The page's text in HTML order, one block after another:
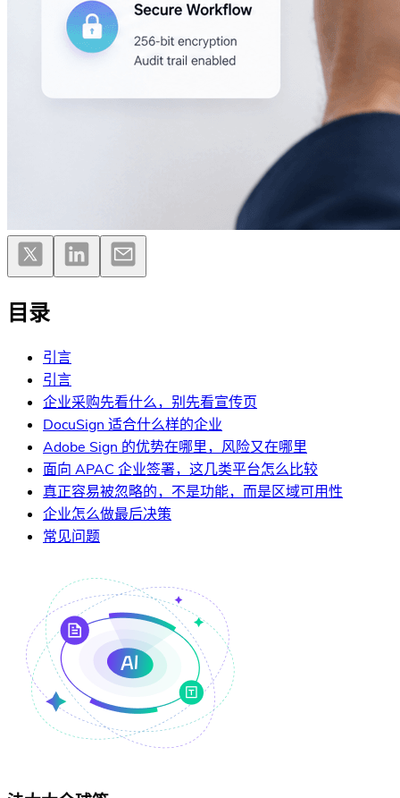
目录
引言
引言
企业采购先看什么，别先看宣传页
DocuSign 适合什么样的企业
Adobe Sign 的优势在哪里，风险又在哪里
面向 APAC 企业签署，这几类平台怎么比较
真正容易被忽略的，不是功能，而是区域可用性
企业怎么做最后决策
常见问题